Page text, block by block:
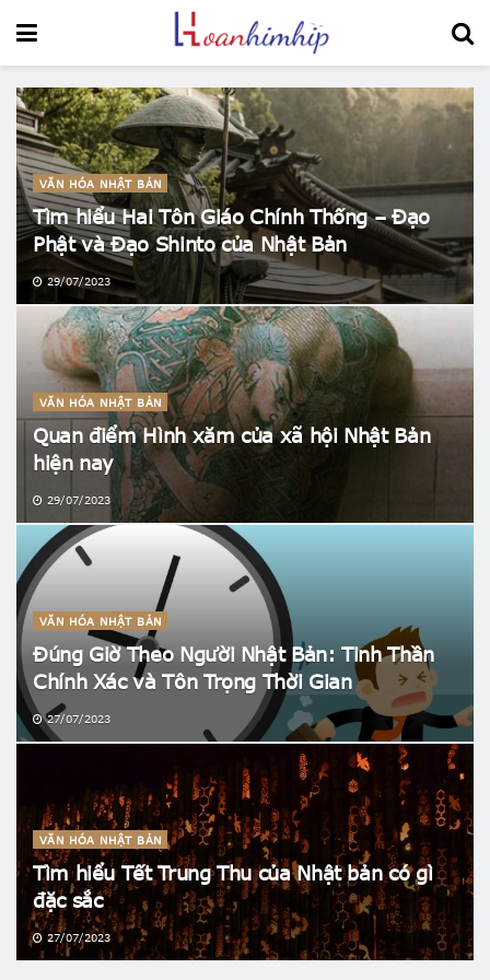
VĂN HÓA NHẬT BẢN
Tìm hiểu Hai Tôn Giáo Chính Thống – Đạo
Phật và Đạo Shinto của Nhật Bản
29/07/2023
VĂN HÓA NHẬT BẢN
Quan điểm Hình xăm của xã hội Nhật Bản
hiện nay
29/07/2023
VĂN HÓA NHẬT BẢN
Đúng Giờ Theo Người Nhật Bản: Tinh Thần
Chính Xác và Tôn Trọng Thời Gian
27/07/2023
VĂN HÓA NHẬT BẢN
Tìm hiểu Tết Trung Thu của Nhật bản có gì
đặc sắc
27/07/2023